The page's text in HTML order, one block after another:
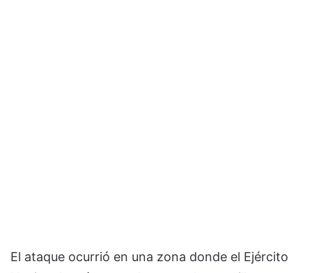
El ataque ocurrió en una zona donde el Ejército